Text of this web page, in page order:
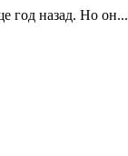
год назад. Но он...